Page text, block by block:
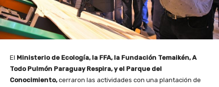
El Ministerio de Ecología, la FFA, la Fundación Temaikén, A
Todo Pulmón Paraguay Respira, y el Parque del
Conocimiento,cerraron las actividades con una plantación de